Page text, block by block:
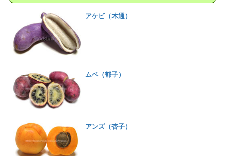
アケビ（木通）
ムベ（郁子）
アンズ（杏子）